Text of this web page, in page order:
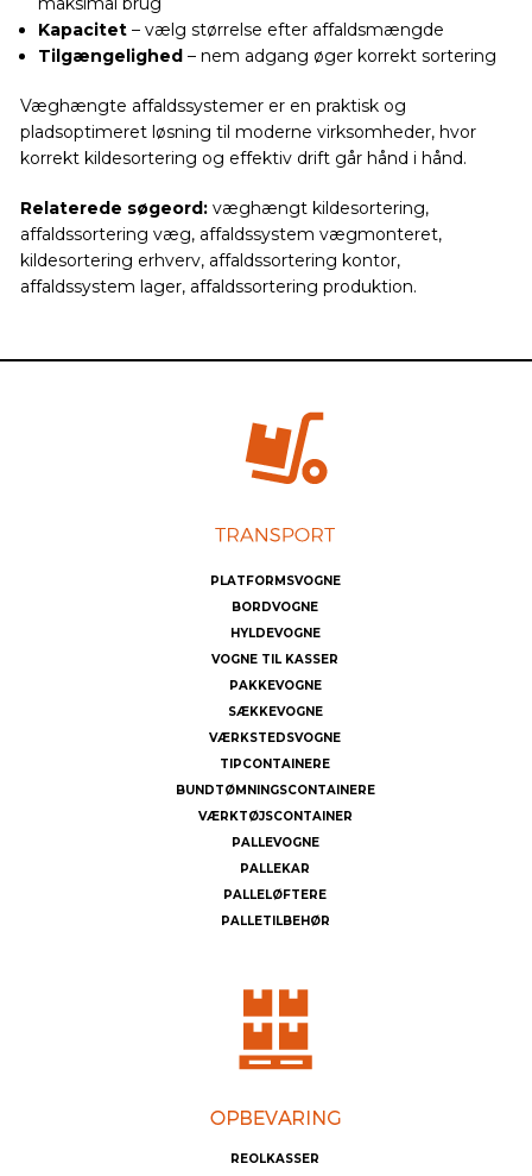
Kapacitet – vælg størrelse efter affaldsmængde
Tilgængelighed – nem adgang øger korrekt sortering
Væghængte affaldssystemer er en praktisk og
pladsoptimeret løsning til moderne virksomheder, hvor
korrekt kildesortering og effektiv drift går hånd i hånd.
Relaterede søgeord:væghængt kildesortering,
affaldssortering væg, affaldssystem vægmonteret,
kildesortering erhverv, affaldssortering kontor,
affaldssystem lager, affaldssortering produktion.
PLATFORMSVOGNE
BORDVOGNE
HYLDEVOGNE
VOGNE TIL KASSER
PAKKEVOGNE
SÆKKEVOGNE
VÆRKSTEDSVOGNE
TIPCONTAINERE
BUNDTØMNINGSCONTAINERE
VÆRKTØJSCONTAINER
PALLEVOGNE
PALLEKAR
PALLELØFTERE
PALLETILBEHØR
REOLKASSER